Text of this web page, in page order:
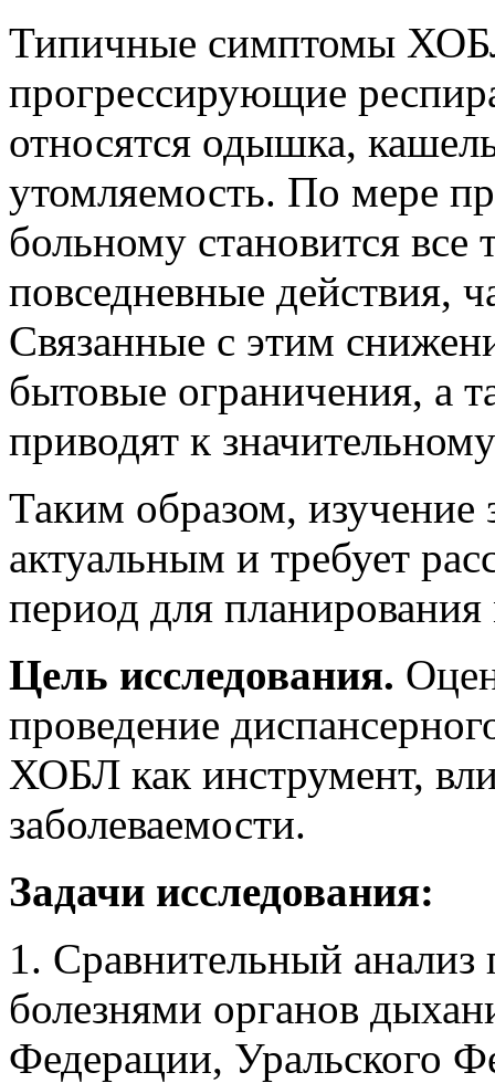
Типичные симптомы
прогрессирующие
относятся одышка,
утомляемость. По мере
больному становится
повседневные действия,
Связанные с этим
бытовые ограничения, а
приводят к
Таким образом, изучение
актуальным и требует
период для
Цель исследования.
проведение
ХОБЛ как инструмент,
заболеваемости.
Задачи исследования:
1. Сравнительный анализ
болезнями органов
Федерации, Уральского